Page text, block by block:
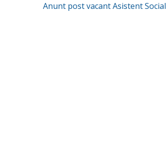
Anunt post vacant Asistent Social